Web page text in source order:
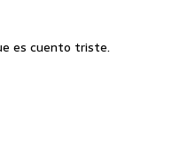
es cuento triste.